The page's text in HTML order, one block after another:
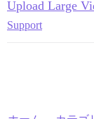
Upload Large
Support